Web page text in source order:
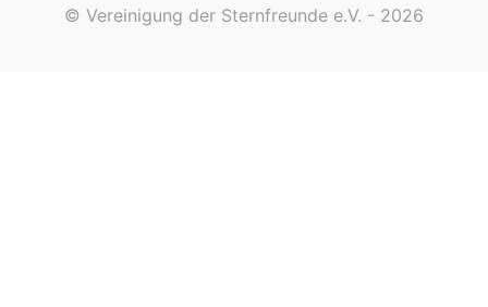
© Vereinigung der Sternfreunde e.V. - 2026